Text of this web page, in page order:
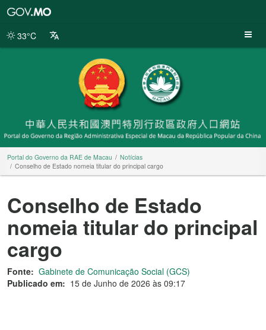
da
33°C
Portal do Governo da RAE de Macau
Notícias
Conselho de Estado nomeia titular do principal cargo
Conselho de Estado
nomeia titular do principal
cargo
Fonte: Gabinete de Comunicação Social (GCS)
Publicado em: 15 de Junho de 2026 às 09:17